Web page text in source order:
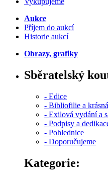
Aukce
Příjem do aukcí
Historie aukcí
Obrazy, grafiky
Sběratelský
- Edice
- Bibliofilie a
- Exilová vydání a
- Podpisy a
- Pohlednice
- Doporučujeme
Kategorie: